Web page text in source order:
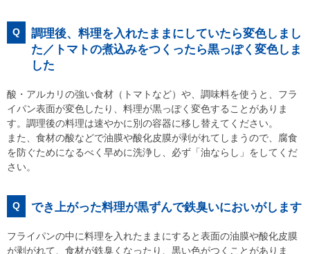
Q
調理後、料理を入れたままにしていたら変色しまし
た／トマトの煮込みをつくったら黒っぽく変色しま
した
酸・アルカリの強い食材（トマトなど）や、調味料を使うと、フラ
イパン表面が変色したり、料理が黒っぽく変色することがありま
す。調理後の料理は速やかに別の容器に移し替えてください。
また、食材の酸などで油膜や酸化皮膜が剥がれてしまうので、腐食
を防ぐためになるべく早めに洗浄し、必ず「油ならし」をしてくだ
さい。
Q でき上がった料理が黒ずんで鉄臭いにおいがします
フライパンの中に料理を入れたままにすると表面の油膜や酸化皮膜
が剥がれて、食材が鉄臭くなったり、黒い色がつくことがありま